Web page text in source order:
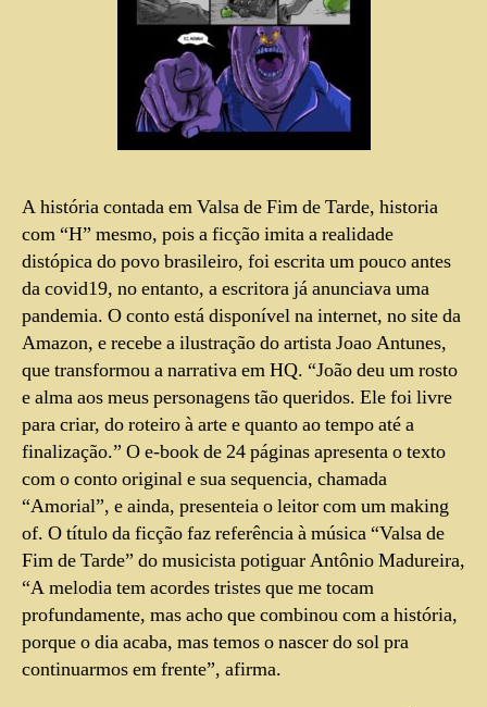
A história contada em Valsa de Fim de Tarde, historia
com “H” mesmo, pois a ficção imita a realidade
distópica do povo brasileiro, foi escrita um pouco antes
da covid19, no entanto, a escritora já anunciava uma
pandemia. O conto está disponível na internet, no site da
Amazon, e recebe a ilustração do artista Joao Antunes,
que transformou a narrativa em HQ. “João deu um rosto
e alma aos meus personagens tão queridos. Ele foi livre
para criar, do roteiro à arte e quanto ao tempo até a
finalização.” O e-book de 24 páginas apresenta o texto
com o conto original e sua sequencia, chamada
“Amorial”, e ainda, presenteia o leitor com um making
of. O título da ficção faz referência à música “Valsa de
Fim de Tarde” do musicista potiguar Antônio Madureira,
“A melodia tem acordes tristes que me tocam
profundamente, mas acho que combinou com a história,
porque o dia acaba, mas temos o nascer do sol pra
continuarmos em frente”, afirma.